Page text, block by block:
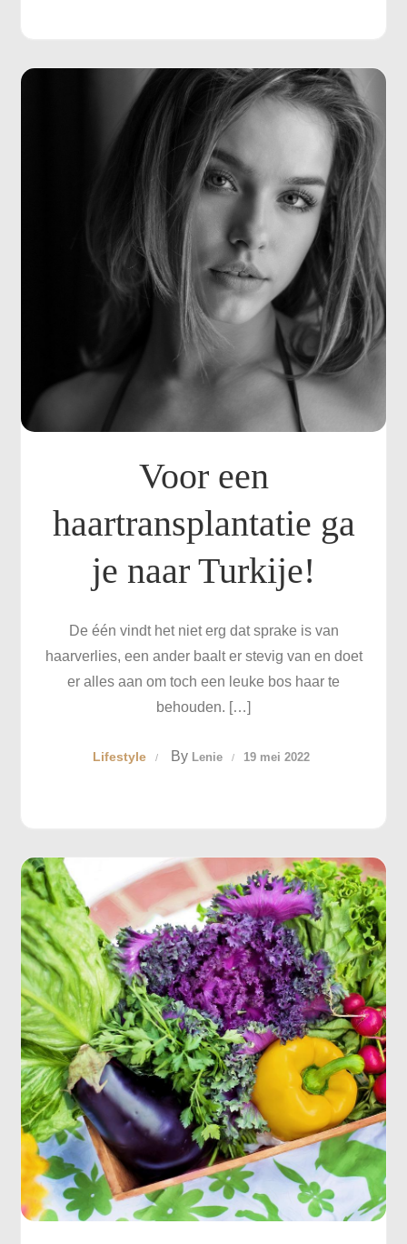
Voor een
haartransplantatie ga
je naar Turkije!
De één vindt het niet erg dat sprake is van
haarverlies, een ander baalt er stevig van en doet
er alles aan om toch een leuke bos haar te
behouden. […]
Lifestyle By Lenie 19 mei 2022